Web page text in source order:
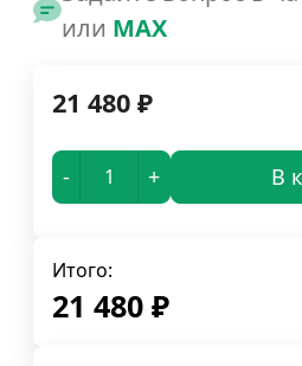
или MAX
21 480 ₽
- + В
Итого:
21 480 ₽